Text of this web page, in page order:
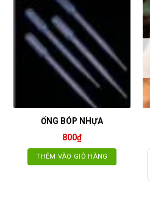
ỐNG BÓP NHỰA
800₫
THÊM VÀO GIỎ HÀNG